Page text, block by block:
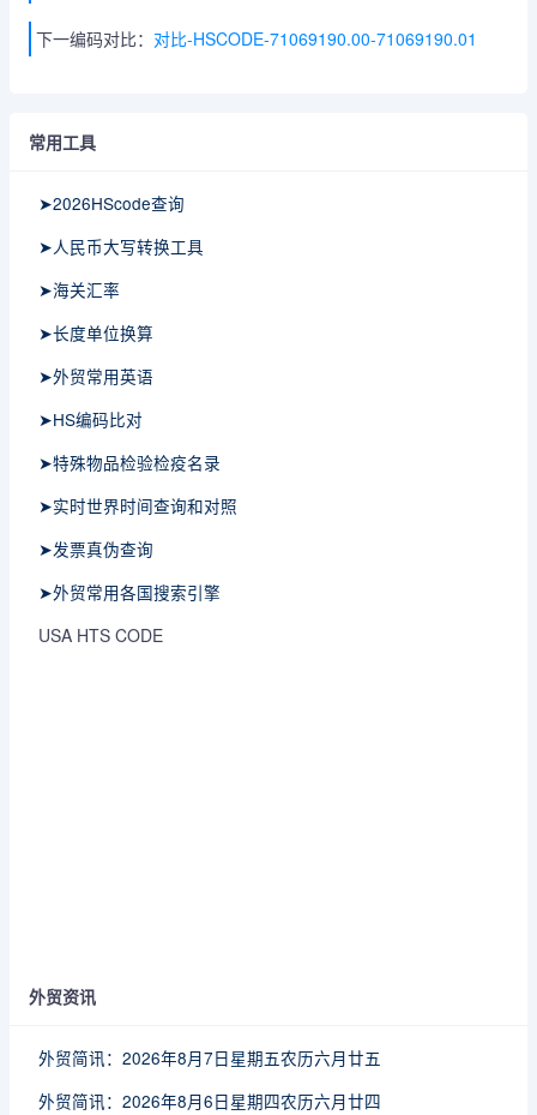
下一编码对比： 对比-HSCODE-71069190.00-71069190.01
常用工具
➤2026HScode查询
➤人民币大写转换工具
➤海关汇率
➤长度单位换算
➤外贸常用英语
➤HS编码比对
➤特殊物品检验检疫名录
➤实时世界时间查询和对照
➤发票真伪查询
➤外贸常用各国搜索引擎
USA HTS CODE
外贸资讯
外贸简讯：2026年8月7日星期五农历六月廿五
外贸简讯：2026年8月6日星期四农历六月廿四